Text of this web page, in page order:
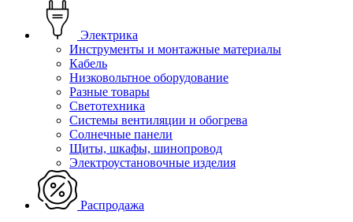
Электрика
Инструменты и монтажные материалы
Кабель
Низковольтное оборудование
Разные товары
Светотехника
Системы вентиляции и обогрева
Солнечные панели
Щиты, шкафы, шинопровод
Электроустановочные изделия
Распродажа